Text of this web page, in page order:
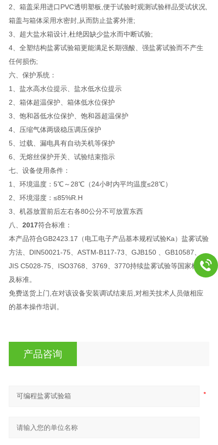
2、箱盖采用进口PVC透明塑板,便于试验时观测试验样品受试状况,
箱盖与箱体采用水密封,从而防止盐雾外泄;
3、超大盐水箱设计,杜绝因缺少盐水而中断试验;
4、全塑结构盐雾试验箱更能满足长期强酸、强盐雾试验而不产生
任何损伤;
六、保护系统：
1、盐水高水位提示、盐水低水位提示
2、箱体超温保护、箱体低水位保护
3、饱和器低水位保护、饱和器超温保护
4、压缩气体两级稳压调压保护
5、过载、漏电具有自动关机等保护
6、无熔丝保护开关、试验结束指示
七、设备使用条件：
1、环境温度：5℃～28℃（24小时内平均温度≤28℃）
2、环境湿度：≤85%R.H
3、机器放置前后左右各80公分不可放置东西
八、 2017符合标准：
本产品符合GB2423.17（电工电子产品基本规程试验Ka）盐雾试验
方法、DIN50021-75、ASTM-B117-73、GJB150 、GB10587、
JIS C5028-75、ISO3768、3769、3770持续盐雾试验等国家标准
及标准。
免费送货上门,在对该设备安装调试结束后,对相关技术人员做相应
的基本操作培训。
产品咨询